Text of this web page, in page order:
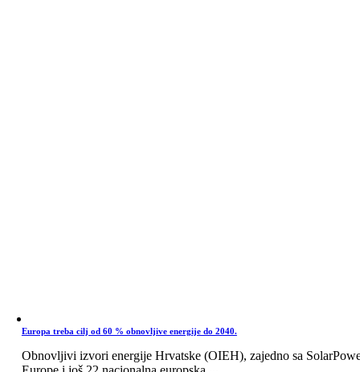
Europa treba cilj od 60 % obnovljive energije do 2040.
Obnovljivi izvori energije Hrvatske (OIEH), zajedno sa